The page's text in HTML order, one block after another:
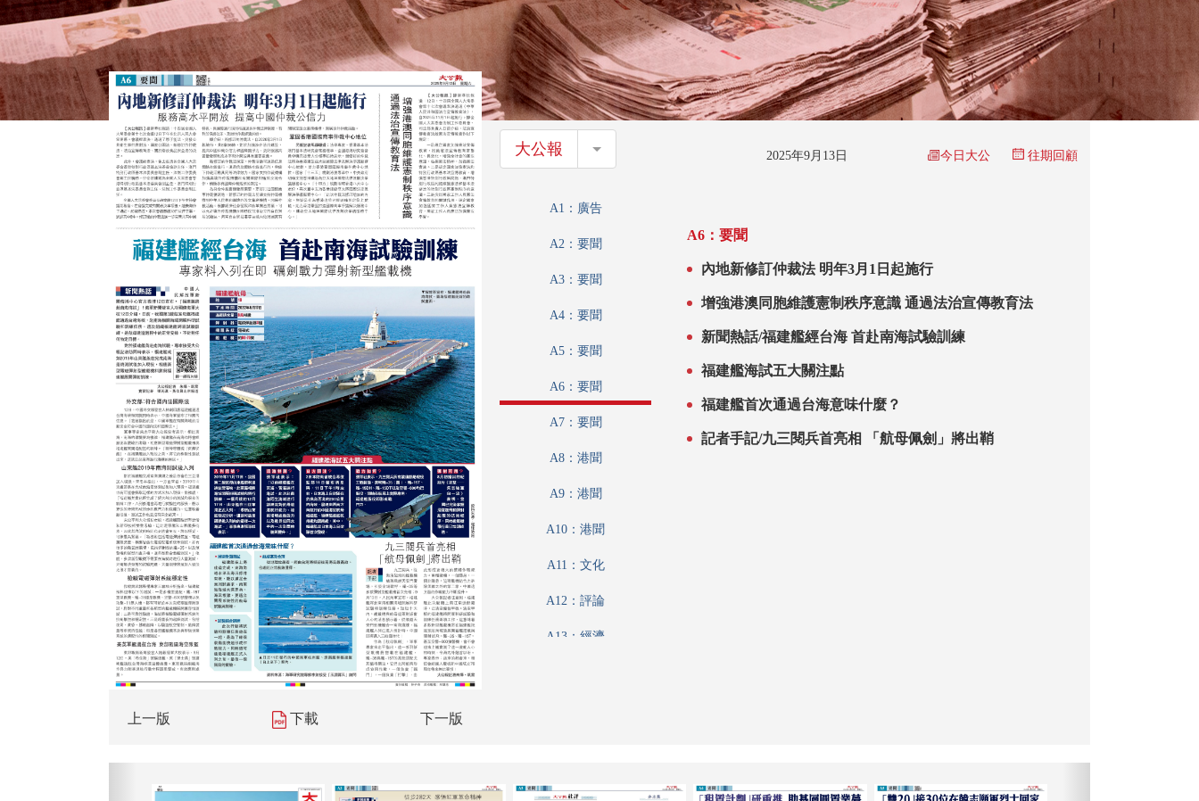
上一版 下載 下一版
大公報 大公報 2025年9月13日 今日大公 往期回顧
A1：廣告
A2：要聞
A3：要聞
A4：要聞
A5：要聞
A6：要聞
A7：要聞
A8：港聞
A9：港聞
A10：港聞
A11：文化
A12：評論
A13：經濟
A6：要聞
內地新修訂仲裁法 明年3月1日起施行
增強港澳同胞維護憲制秩序意識 通過法治宣傳教育法
新聞熱話/福建艦經台海 首赴南海試驗訓練
福建艦海試五大關注點
福建艦首次通過台海意味什麼？
記者手記/九三閱兵首亮相 「航母佩劍」將出鞘